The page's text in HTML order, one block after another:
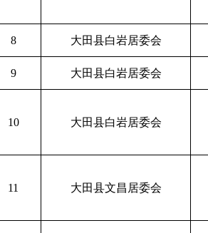
8 大田县白岩居委会
9 大田县白岩居委会
10 大田县白岩居委会
11 大田县文昌居委会